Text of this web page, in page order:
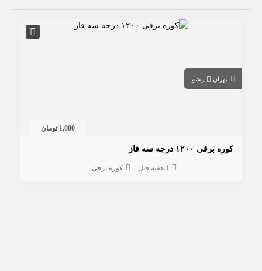
تهران پیشوا
1,000 تومان
کوره برقی ۱۲۰۰ درجه سه فاز
1 هفته قبل کوره برقی